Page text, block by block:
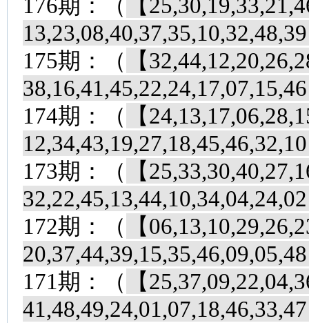
176期：（
【
175期：（
【
174期：（
【
173期：（
【
172期：（
【
171期：（
【